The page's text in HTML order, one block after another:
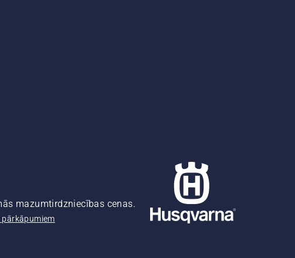
mazumtirdzniecības cenas.